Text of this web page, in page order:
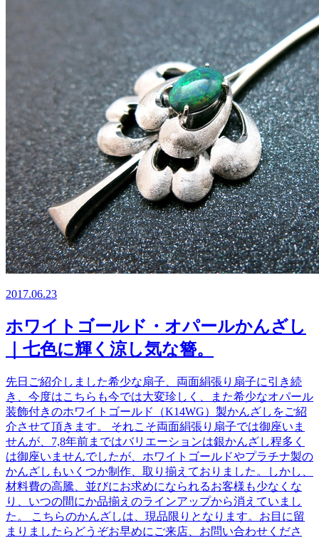
2017.06.23
ホワイトゴールド・オパールかんざし
｜七色に輝く涼し気な簪。
先日ご紹介しました希少な扇子、両面絹張り扇子に引き続
き、今度はこちらも今では大変珍しく、また希少なオパール
装飾付きのホワイトゴールド（K14WG）製かんざしをご紹
介させて頂きます。 それこそ両面絹張り扇子では御座いま
せんが、7,8年前まではバリエーションは銀かんざし程多く
は御座いませんでしたが、ホワイトゴールドやプラチナ製の
かんざしもいくつか制作、取り揃えておりました。しかし、
材料費の高騰、並びにお求めになられるお客様も少なくな
り、いつの間にか品揃えのラインアップから消えていまし
た。 こちらのかんざしは、現品限りとなります。お目に留
まりましたらどうぞお早めにご来店、お問い合わせくださ